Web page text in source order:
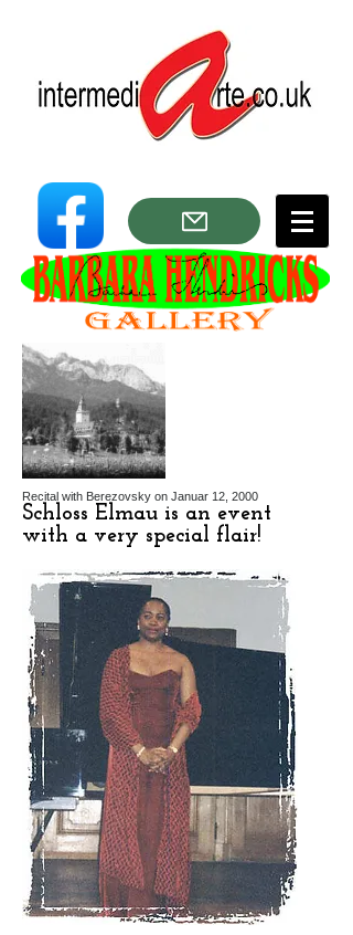
Recital with Berezovsky on Januar 12, 2000
Schloss Elmau is an event
with a very special flair!